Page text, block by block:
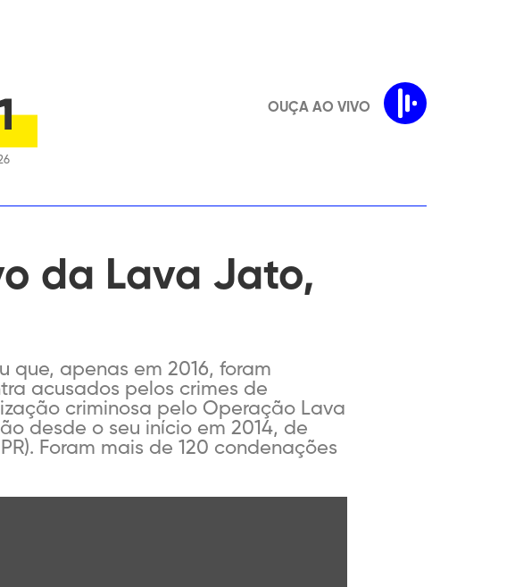
OUÇA AO VIVO
da Lava Jato,
apenas em 2016, foram
acusados pelos crimes de
criminosa pelo Operação Lava
desde o seu início em 2014, de
Foram mais de 120 condenações